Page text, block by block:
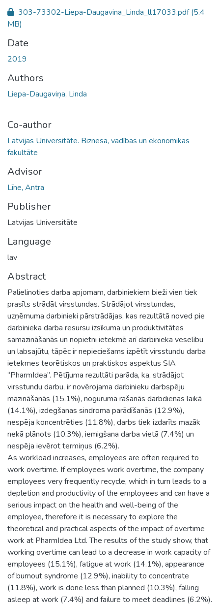
303-73302-Liepa-Daugavina_Linda_ll17033.pdf(5.4
MB)
Date
2019
Authors
Liepa-Daugaviņa, Linda
Co-author
Latvijas Universitāte. Biznesa, vadības un ekonomikas
fakultāte
Advisor
Līne, Antra
Publisher
Latvijas Universitāte
Language
lav
Abstract
Palielinoties darba apjomam, darbiniekiem bieži vien tiek
prasīts strādāt virsstundas. Strādājot virsstundas,
uzņēmuma darbinieki pārstrādājas, kas rezultātā noved pie
darbinieka darba resursu izsīkuma un produktivitātes
samazināšanās un nopietni ietekmē arī darbinieka veselību
un labsajūtu, tāpēc ir nepieciešams izpētīt virsstundu darba
ietekmes teorētiskos un praktiskos aspektus SIA
“PharmIdea”. Pētījuma rezultāti parāda, ka, strādājot
virsstundu darbu, ir novērojama darbinieku darbspēju
mazināšanās (15.1%), noguruma rašanās darbdienas laikā
(14.1%), izdegšanas sindroma parādīšanās (12.9%),
nespēja koncentrēties (11.8%), darbs tiek izdarīts mazāk
nekā plānots (10.3%), iemigšana darba vietā (7.4%) un
nespēja ievērot termiņus (6.2%).
As workload increases, employees are often required to
work overtime. If employees work overtime, the company
employees very frequently recycle, which in turn leads to a
depletion and productivity of the employees and can have a
serious impact on the health and well-being of the
employee, therefore it is necessary to explore the
theoretical and practical aspects of the impact of overtime
work at PharmIdea Ltd. The results of the study show, that
working overtime can lead to a decrease in work capacity of
employees (15.1%), fatigue at work (14.1%), appearance
of burnout syndrome (12.9%), inability to concentrate
(11.8%), work is done less than planned (10.3%), falling
asleep at work (7.4%) and failure to meet deadlines (6.2%).